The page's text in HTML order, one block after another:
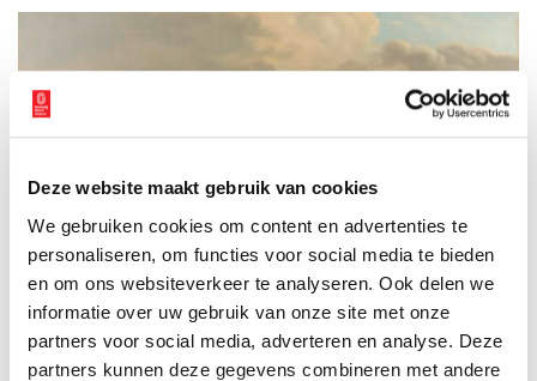
Deze website maakt gebruik van cookies
We gebruiken cookies om content en advertenties te
personaliseren, om functies voor social media te bieden
en om ons websiteverkeer te analyseren. Ook delen we
informatie over uw gebruik van onze site met onze
partners voor social media, adverteren en analyse. Deze
partners kunnen deze gegevens combineren met andere
De vestingstad Naarden is in het verleden vaak speelbal
geweest tijdens oorlogen in ons land. Het militaire bolwerk
heeft voor de laatste keer zijn strategische waarde bewezen
tijdens de terugtocht van de Fransen in 1813/14, toen de
vesting maandenlang belegerd werd. Een per postduif
verstuurd briefje uit de bezette stad geeft ons een kijkje in het
dagelijks leven van gewone burgers in tijd van beleg.